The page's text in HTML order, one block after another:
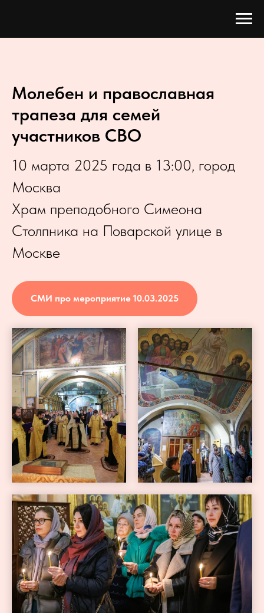
Молебен и православная
трапеза для семей
участников СВО
10 марта 2025 года в 13:00, город
Москва
Храм преподобного Симеона
Столпника на Поварской улице в
Москве
СМИ про мероприятие 10.03.2025